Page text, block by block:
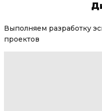
Выполняем разработку
проектов